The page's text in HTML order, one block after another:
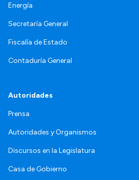
Energía
Secretaría General
Fiscalía de Estado
Contaduría General
Autoridades
Prensa
Autoridades y Organismos
Discursos en la Legislatura
Casa de Gobierno